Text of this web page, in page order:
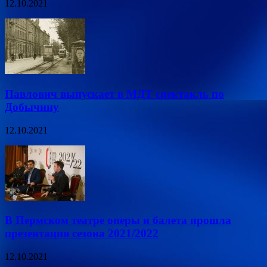
12.10.2021
Павлович выпускает в МДТ спектакль по
Добычину
12.10.2021
В Пермском театре оперы и балета прошла
презентация сезона 2021/2022
12.10.2021